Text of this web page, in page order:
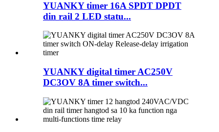
YUANKY timer 16A SPDT DPDT
din rail 2 LED statu...
YUANKY digital timer AC250V
DC3OV 8A timer switch...